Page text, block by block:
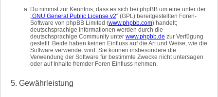
Du nimmst zur Kenntnis, dass es sich bei phpBB um eine unter der
„GNU General Public License v2“ (GPL) bereitgestellten Foren-
Software von phpBB Limited (www.phpbb.com) handelt;
deutschsprachige Informationen werden durch die
deutschsprachige Community unter www.phpbb.de zur Verfügung
gestellt. Beide haben keinen Einfluss auf die Art und Weise, wie die
Software verwendet wird. Sie können insbesondere die
Verwendung der Software für bestimmte Zwecke nicht untersagen
oder auf Inhalte fremder Foren Einfluss nehmen.
5. Gewährleistung